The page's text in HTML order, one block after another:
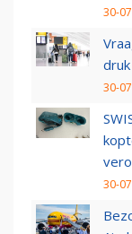
30-
30-
30-